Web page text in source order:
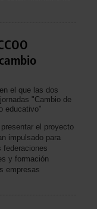
el que las dos
"Cambio de
educativo"
el proyecto
impulsado para
federaciones
y formación
empresas